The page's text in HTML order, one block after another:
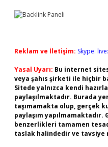
Reklam ve İletişim: Skype:
Yasal Uyarı: Bu internet
veya şahıs şirketi ile hiçbir
Sitede yalnızca kendi
paylaşılmaktadır. Burada
taşımamakta olup, gerçek
paylaşım
benzerlikleri tamamen
taslak halindedir ve tavsiye